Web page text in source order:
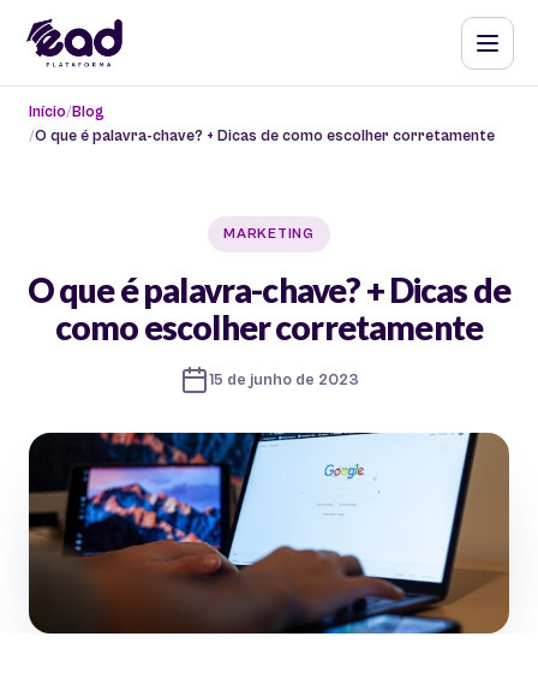
Início Blog
O que é palavra-chave? + Dicas de como escolher corretamente
MARKETING
O que é palavra-chave? + Dicas de
como escolher corretamente
15 de junho de 2023